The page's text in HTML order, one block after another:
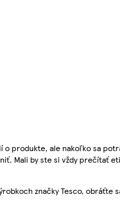
produkte, ale nakoľko sa
Mali by ste si vždy prečítať
značky Tesco, obráťte